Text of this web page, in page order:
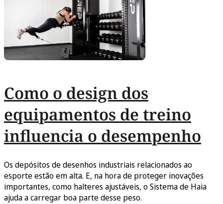
Como o design dos
equipamentos de treino
influencia o desempenho
Os depósitos de desenhos industriais relacionados ao
esporte estão em alta. E, na hora de proteger inovações
importantes, como halteres ajustáveis, o Sistema de Haia
ajuda a carregar boa parte desse peso.